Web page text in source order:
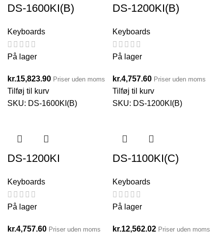
DS-1600KI(B)
Keyboards
På lager
kr.15,823.90 Priser uden moms
Tilføj til kurv
SKU: DS-1600KI(B)
DS-1200KI(B)
Keyboards
På lager
kr.4,757.60 Priser uden moms
Tilføj til kurv
SKU: DS-1200KI(B)
DS-1200KI
Keyboards
På lager
kr.4,757.60 Priser uden moms
DS-1100KI(C)
Keyboards
På lager
kr.12,562.02 Priser uden moms